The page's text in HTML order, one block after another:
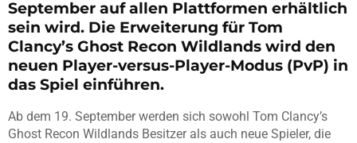
September auf allen Plattformen erhältlich
sein wird. Die Erweiterung für Tom
Clancy’s Ghost Recon Wildlands wird den
neuen Player-versus-Player-Modus (PvP) in
das Spiel einführen.
Ab dem 19. September werden sich sowohl Tom Clancy’s
Ghost Recon Wildlands Besitzer als auch neue Spieler, die